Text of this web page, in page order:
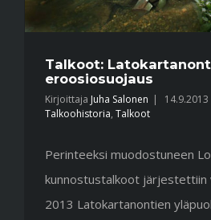
Talkoot:
eroosiosuojaus
Kirjoittaja Juha Salonen | 14.9.2013
Talkoohistoria, Talkoot
Perinteeksi muodostuneen
kunnostustalkoot järjestettiin
2013 Latokartanontien